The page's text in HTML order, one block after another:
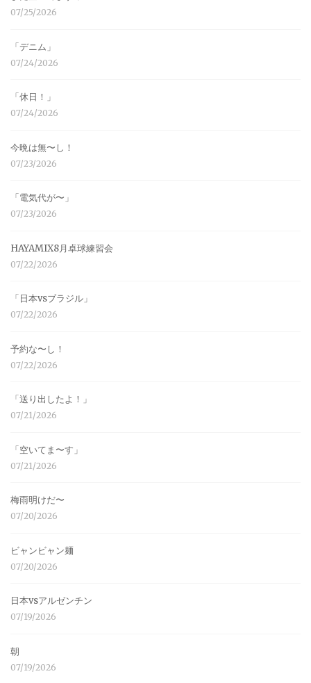
07/25/2026
「デニム」
07/24/2026
「休日！」
07/24/2026
今晩は無〜し！
07/23/2026
「電気代が〜」
07/23/2026
HAYAMIX8月卓球練習会
07/22/2026
「日本vsブラジル」
07/22/2026
予約な〜し！
07/22/2026
「送り出したよ！」
07/21/2026
「空いてま〜す」
07/21/2026
梅雨明けだ〜
07/20/2026
ビャンビャン麺
07/20/2026
日本vsアルゼンチン
07/19/2026
朝
07/19/2026